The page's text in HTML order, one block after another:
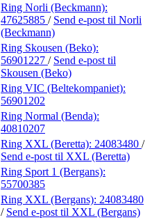
Ring Norli (Beckmann):
47625885 / Send e-post til Norli
(Beckmann)
Ring Skousen (Beko):
56901227 / Send e-post til
Skousen (Beko)
Ring VIC (Beltekompaniet):
56901202
Ring Normal (Benda):
40810207
Ring XXL (Beretta): 24083480 /
Send e-post til XXL (Beretta)
Ring Sport 1 (Bergans):
55700385
Ring XXL (Bergans): 24083480
/ Send e-post til XXL (Bergans)